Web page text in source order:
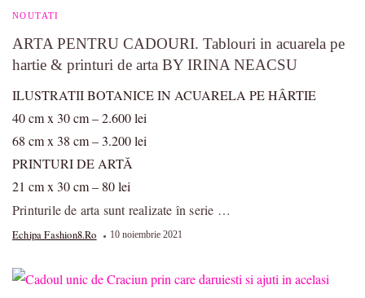
NOUTATI
ARTA PENTRU CADOURI. Tablouri in acuarela pe
hartie & printuri de arta BY IRINA NEACSU
ILUSTRATII BOTANICE IN ACUARELA PE HÂRTIE
40 cm x 30 cm – 2.600 lei
68 cm x 38 cm – 3.200 lei
PRINTURI DE ARTĂ
21 cm x 30 cm – 80 lei
Printurile de arta sunt realizate în serie …
Echipa Fashion8.ro 10 noiembrie 2021